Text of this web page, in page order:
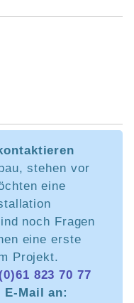
stehen vor
eine
noch Fragen
eine erste
Projekt.
823 70 77
E-Mail an: